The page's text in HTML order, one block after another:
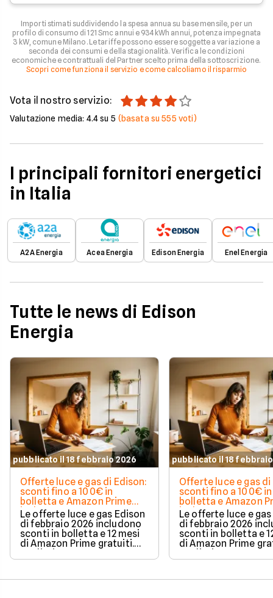
Importi stimati suddividendo la spesa annua su base mensile, per un
profilo di consumo di 121 Smc annui e 934 kWh annui, potenza impegnata
3 kW, comune Milano. Le tariffe possono essere soggette a variazione a
seconda dei consumi e della stagionalità. Verifica le condizioni
economiche e contrattuali del Partner scelto prima della sottoscrizione.
Scopri come funziona il servizio e come calcoliamo il risparmio
Vota il nostro servizio:
Valutazione media: 4.4su 5 (basata su555 voti)
I principali fornitori energetici
in Italia
A2A Energia Acea Energia Edison Energia Enel Energia
Tutte le news di Edison
Energia
pubblicato il 18 febbraio 2026
Offerte luce e gas di Edison:
sconti fino a 100€ in
bolletta e Amazon Prime
incluso
Le offerte luce e gas Edison
di febbraio 2026 includono
sconti in bolletta e 12 mesi
di Amazon Prime gratuiti.
Analizziamo
caratteristiche, spese e
soluzioni.
pubblicato il 18
Offerte luce e gas di
sconti fino a 100€ in
bolletta e Amazon
incluso
Le offerte luce e
di febbraio 2026
sconti in bolletta e
di Amazon Prime
Analizziamo
caratteristiche,
soluzioni.